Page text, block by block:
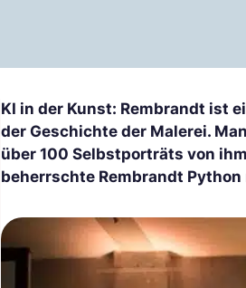
KI in der Kunst: Rembrandt ist
der Geschichte der Malerei.
über 100 Selbstporträts von
beherrschte Rembrandt